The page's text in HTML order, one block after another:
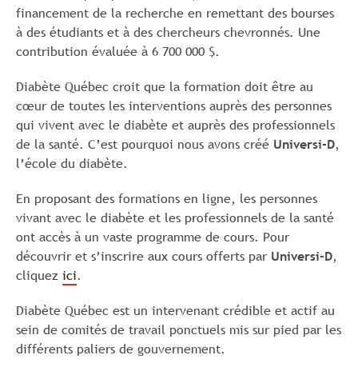
financement de la recherche en remettant des bourses
à des étudiants et à des chercheurs chevronnés. Une
contribution évaluée à 6 700 000 $.
Diabète Québec croit que la formation doit être au
cœur de toutes les interventions auprès des personnes
qui vivent avec le diabète et auprès des professionnels
de la santé. C’est pourquoi nous avons créé Universi-D,
l’école du diabète.
En proposant des formations en ligne, les personnes
vivant avec le diabète et les professionnels de la santé
ont accès à un vaste programme de cours. Pour
découvrir et s’inscrire aux cours offerts par Universi-D,
cliquez ici.
Diabète Québec est un intervenant crédible et actif au
sein de comités de travail ponctuels mis sur pied par les
différents paliers de gouvernement.